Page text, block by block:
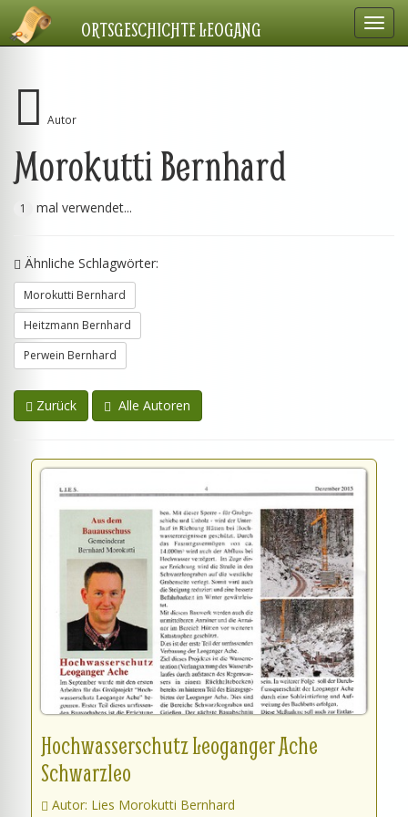
ORTSGESCHICHTE LEOGANG
Autor
Morokutti Bernhard
1 mal verwendet...
Ähnliche Schlagwörter:
Morokutti Bernhard
Heitzmann Bernhard
Perwein Bernhard
Zurück Alle Autoren
Hochwasserschutz Leoganger Ache
Schwarzleo
Autor: Lies Morokutti Bernhard